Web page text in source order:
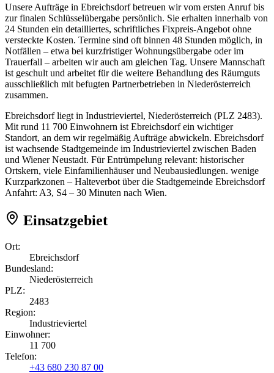
Unsere Aufträge in Ebreichsdorf betreuen wir vom ersten Anruf bis
zur finalen Schlüsselübergabe persönlich. Sie erhalten innerhalb von
24 Stunden ein detailliertes, schriftliches Fixpreis-Angebot ohne
versteckte Kosten. Termine sind oft binnen 48 Stunden möglich, in
Notfällen – etwa bei kurzfristiger Wohnungsübergabe oder im
Trauerfall – arbeiten wir auch am gleichen Tag. Unsere Mannschaft
ist geschult und arbeitet für die weitere Behandlung des Räumguts
ausschließlich mit befugten Partnerbetrieben in Niederösterreich
zusammen.
Ebreichsdorf liegt in Industrieviertel, Niederösterreich (PLZ 2483).
Mit rund 11 700 Einwohnern ist Ebreichsdorf ein wichtiger
Standort, an dem wir regelmäßig Aufträge abwickeln. Ebreichsdorf
ist wachsende Stadtgemeinde im Industrieviertel zwischen Baden
und Wiener Neustadt. Für Entrümpelung relevant: historischer
Ortskern, viele Einfamilienhäuser und Neubausiedlungen. wenige
Kurzparkzonen – Halteverbot über die Stadtgemeinde Ebreichsdorf
Anfahrt: A3, S4 – 30 Minuten nach Wien.
Einsatzgebiet
Ort:
Ebreichsdorf
Bundesland:
Niederösterreich
PLZ:
2483
Region:
Industrieviertel
Einwohner:
11 700
Telefon:
+43 680 230 87 00